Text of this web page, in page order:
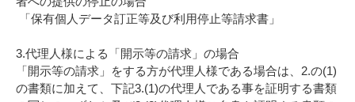
「保有個人データ訂正等及び利用停止等請求書」
3.代理人様による「開示等の請求」の場合
「開示等の請求」をする方が代理人様である場合は、2.の(1)
の書類に加えて、下記3.(1)の代理人である事を証明する書類